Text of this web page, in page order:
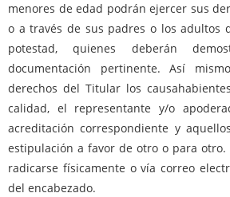
menores de edad podrán ejercer sus
o a través de sus padres o los adultos
potestad, quienes deberán
documentación pertinente. Así
derechos del Titular los
calidad, el representante y/o
acreditación correspondiente y
estipulación a favor de otro o para otro.
radicarse físicamente o vía correo
del encabezado.